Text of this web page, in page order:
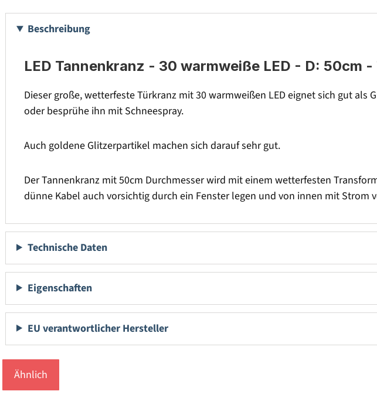
Beschreibung
LED Tannenkranz - 30 warmweiße LED - D: 50cm
Dieser große, wetterfeste Türkranz mit 30 warmweißen LED eignet sich gut
oder besprühe ihn mit Schneespray.
Auch goldene Glitzerpartikel machen sich darauf sehr gut.
Der Tannenkranz mit 50cm Durchmesser wird mit einem wetterfesten
dünne Kabel auch vorsichtig durch ein Fenster legen und von innen mit Strom
Technische Daten
Eigenschaften
EU verantwortlicher Hersteller
Ähnlich